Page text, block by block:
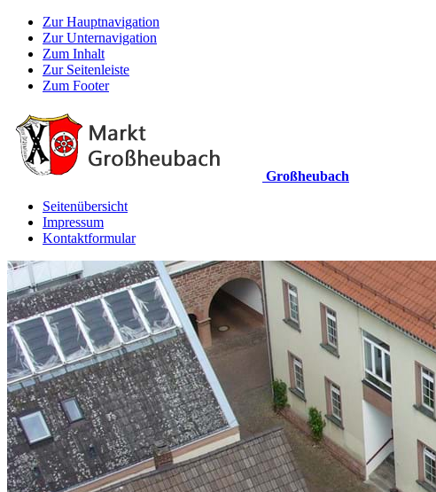
Zur Hauptnavigation
Zur Unternavigation
Zum Inhalt
Zur Seitenleiste
Zum Footer
Großheubach
Seitenübersicht
Impressum
Kontaktformular